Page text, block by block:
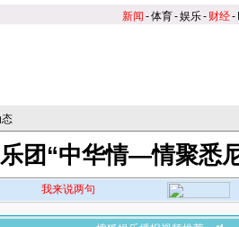
新闻 -体育-娱乐- 财经-
团“中华情—情聚悉
我来说两句